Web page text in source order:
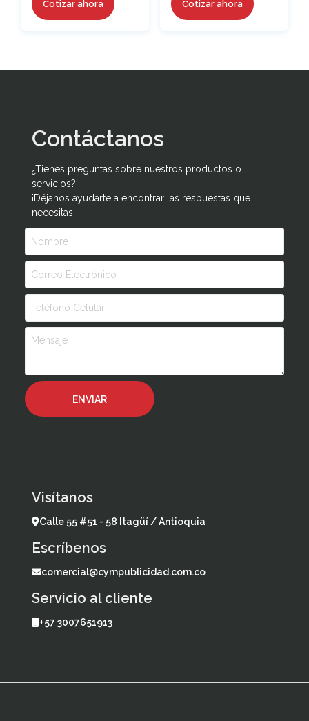
Cotizar ahora Cotizar ahora
Contáctanos
¿Tienes preguntas sobre nuestros productos o
servicios?
¡Déjanos ayudarte a encontrar las respuestas que
necesitas!
Visítanos
Calle 55 #51 - 58 Itagüí / Antioquia
Escríbenos
comercial@cympublicidad.com.co
Servicio al cliente
+57 3007651913